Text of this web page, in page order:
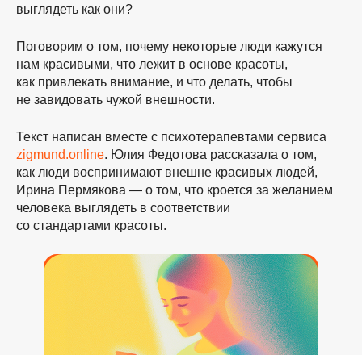
выглядеть как они?
Поговорим о том, почему некоторые люди кажутся
нам красивыми, что лежит в основе красоты,
как привлекать внимание, и что делать, чтобы
не завидовать чужой внешности.
Текст написан вместе с психотерапевтами сервиса
zigmund.online. Юлия Федотова рассказала о том,
как люди воспринимают внешне красивых людей,
Ирина Пермякова — о том, что кроется за желанием
человека выглядеть в соответствии
со стандартами красоты.